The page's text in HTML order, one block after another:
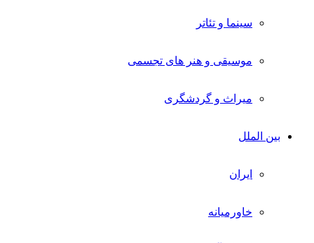
سینما و تئاتر
موسیقی و هنر های تجسمی
میراث و گردشگری
بین الملل
ایران
خاورمیانه